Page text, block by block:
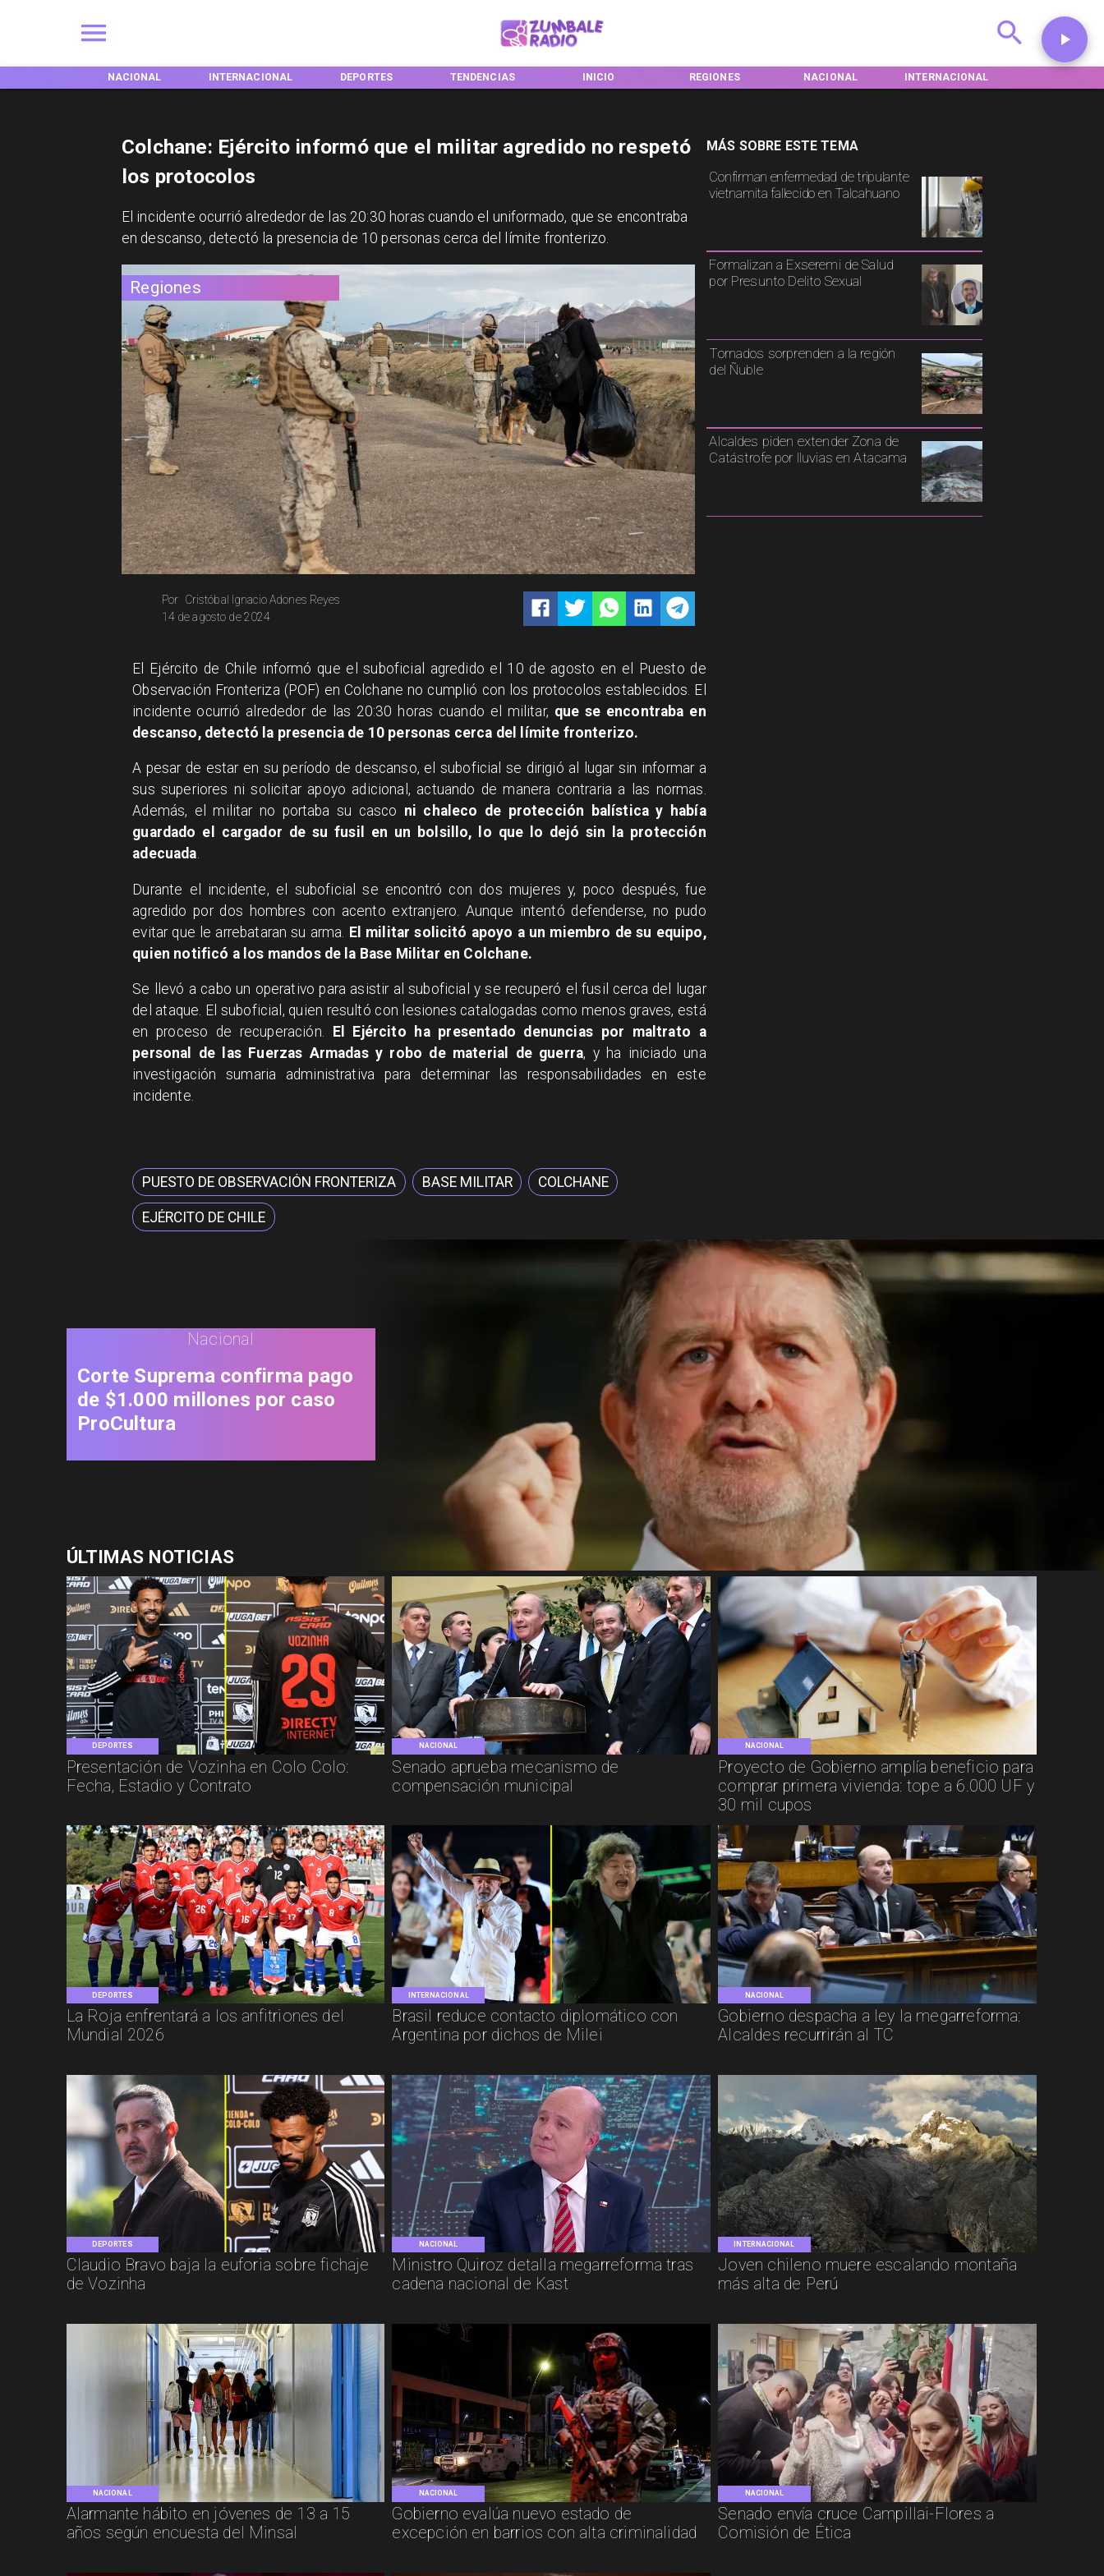
NACIONAL INTERNACIONAL DEPORTES TENDENCIAS INICIO REGIONES NACIONAL INTERNACIONAL
Regiones
Cristóbal Ignacio Adones Reyes
Por
14 de agosto de 2024
Confirman enfermedad de tripulante
vietnamita fallecido en Talcahuano
Formalizan a Exseremi de Salud
por Presunto Delito Sexual
Tornados sorprenden a la región
del Ñuble
Alcaldes piden extender Zona de
Catástrofe por lluvias en Atacama
MÁS SOBRE ESTE TEMA
Colchane: Ejército informó que el militar agredido no respetó
los protocolos
​El incidente ocurrió alrededor de las 20:30 horas cuando el uniformado, que se encontraba
en descanso, detectó la presencia de 10 personas cerca del límite fronterizo.
El Ejército de Chile informó que el suboficial agredido el 10 de agosto en el Puesto de
Observación Fronteriza (POF) en Colchane no cumplió con los protocolos establecidos. El
incidente ocurrió alrededor de las 20:30 horas cuando el militar, que se encontraba en
descanso, detectó la presencia de 10 personas cerca del límite fronterizo.
A pesar de estar en su período de descanso, el suboficial se dirigió al lugar sin informar a
sus superiores ni solicitar apoyo adicional, actuando de manera contraria a las normas.
Además, el militar no portaba su casco ni chaleco de protección balística y había
guardado el cargador de su fusil en un bolsillo, lo que lo dejó sin la protección
adecuada.
Durante el incidente, el suboficial se encontró con dos mujeres y, poco después, fue
agredido por dos hombres con acento extranjero. Aunque intentó defenderse, no pudo
evitar que le arrebataran su arma. El militar solicitó apoyo a un miembro de su equipo,
quien notificó a los mandos de la Base Militar en Colchane.
Se llevó a cabo un operativo para asistir al suboficial y se recuperó el fusil cerca del lugar
del ataque. El suboficial, quien resultó con lesiones catalogadas como menos graves, está
en proceso de recuperación. El Ejército ha presentado denuncias por maltrato a
personal de las Fuerzas Armadas y robo de material de guerra, y ha iniciado una
investigación sumaria administrativa para determinar las responsabilidades en este
incidente.
PUESTO DE OBSERVACIÓN FRONTERIZA BASE MILITAR COLCHANE
EJÉRCITO DE CHILE
DEPORTES
Presentación de Vozinha en Colo Colo:
Fecha, Estadio y Contrato
NACIONAL
Senado aprueba mecanismo de
compensación municipal
NACIONAL
Proyecto de Gobierno amplía beneficio para
comprar primera vivienda: tope a 6.000 UF y
30 mil cupos
DEPORTES
La Roja enfrentará a los anfitriones del
Mundial 2026
INTERNACIONAL
Brasil reduce contacto diplomático con
Argentina por dichos de Milei
NACIONAL
Gobierno despacha a ley la megarreforma:
Alcaldes recurrirán al TC
DEPORTES
Claudio Bravo baja la euforia sobre fichaje
de Vozinha
NACIONAL
Ministro Quiroz detalla megarreforma tras
cadena nacional de Kast
INTERNACIONAL
Joven chileno muere escalando montaña
más alta de Perú
NACIONAL
Alarmante hábito en jóvenes de 13 a 15
años según encuesta del Minsal
NACIONAL
Gobierno evalúa nuevo estado de
excepción en barrios con alta criminalidad
NACIONAL
Senado envía cruce Campillai-Flores a
Comisión de Ética
Nacional
Corte Suprema confirma pago
de $1.000 millones por caso
ProCultura
ÚLTIMAS NOTICIAS